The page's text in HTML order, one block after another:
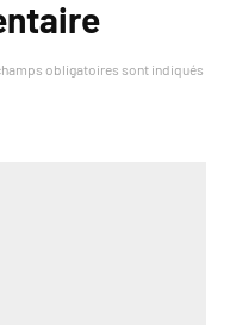
obligatoires sont indiqués